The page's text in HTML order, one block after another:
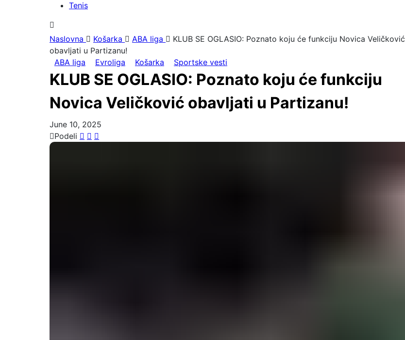
Tenis
Naslovna Košarka ABA liga
KLUB SE OGLASIO: Poznato koju će funkciju Novica Veličković
obavljati u Partizanu!
ABA liga
Evroliga Košarka Sportske vesti
KLUB SE OGLASIO: Poznato koju će funkciju
Novica Veličković obavljati u Partizanu!
June 10, 2025
Podeli